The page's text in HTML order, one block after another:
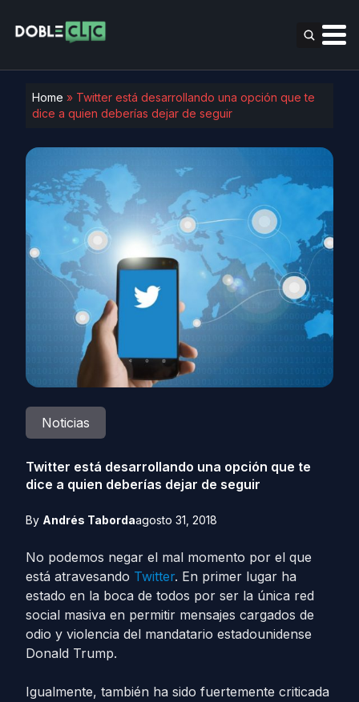
Home » Twitter está desarrollando una opción que te
dice a quien deberías dejar de seguir
Noticias
Twitter está desarrollando una opción que te
dice a quien deberías dejar de seguir
By Andrés Tabordaagosto 31, 2018
No podemos negar el mal momento por el que
está atravesando Twitter. En primer lugar ha
estado en la boca de todos por ser la única red
social masiva en permitir mensajes cargados de
odio y violencia del mandatario estadounidense
Donald Trump.
Igualmente, también ha sido fuertemente criticada